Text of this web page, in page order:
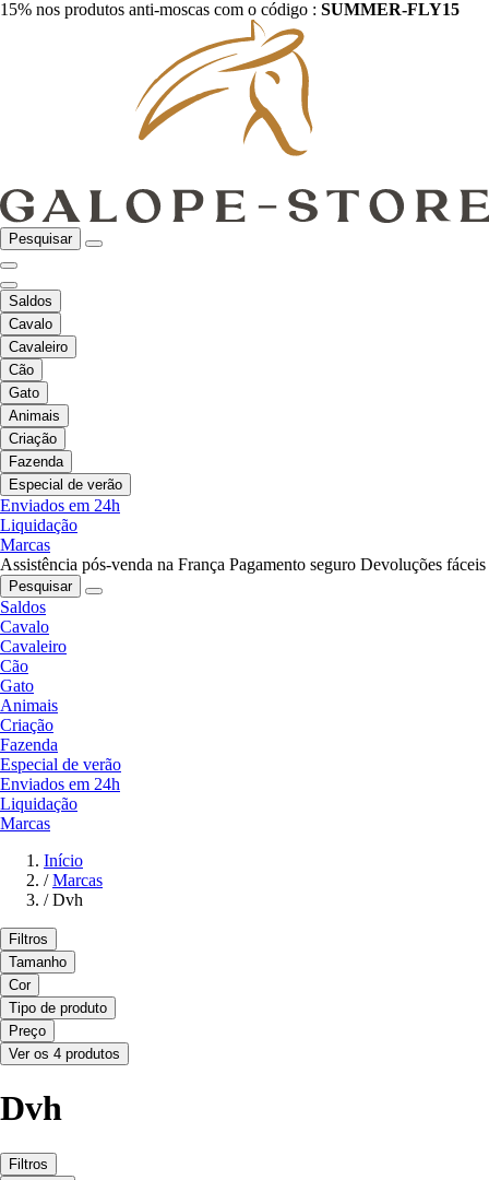
15% nos produtos anti-moscas com o código : SUMMER-FLY15
Pesquisar
Saldos
Cavalo
Cavaleiro
Cão
Gato
Animais
Criação
Fazenda
Especial de verão
Enviados em 24h
Liquidação
Marcas
Assistência pós-venda na França Pagamento seguro Devoluções fáceis
Pesquisar
Saldos
Cavalo
Cavaleiro
Cão
Gato
Animais
Criação
Fazenda
Especial de verão
Enviados em 24h
Liquidação
Marcas
Início
/ Marcas
/ Dvh
Filtros
Tamanho
Cor
Tipo de produto
Preço
Ver os 4 produtos
Dvh
Filtros